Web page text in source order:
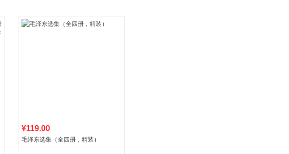
¥119.00
毛泽东选集（全四册，精装）